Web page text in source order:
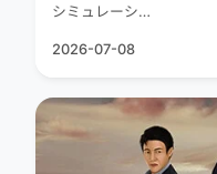
シミュレーシ…
2026-07-08